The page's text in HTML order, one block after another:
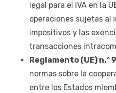
legal para el IVA en la
operaciones sujetas al
impositivos y las
transacciones
Reglamento (UE) n.º
normas sobre la
entre los Estados